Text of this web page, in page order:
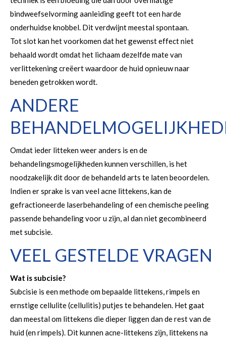
bindweefselvorming aanleiding geeft tot een harde
onderhuidse knobbel. Dit verdwijnt meestal spontaan.
Tot slot kan het voorkomen dat het gewenst effect niet
behaald wordt omdat het lichaam dezelfde mate van
verlittekening creëert waardoor de huid opnieuw naar
beneden getrokken wordt.
ANDERE
Omdat ieder litteken weer anders is en de
behandelingsmogelijkheden kunnen verschillen, is het
noodzakelijk dit door de behandeld arts te laten beoordelen.
Indien er sprake is van veel acne littekens, kan de
gefractioneerde laserbehandeling of een chemische peeling
passende behandeling voor u zijn, al dan niet gecombineerd
met subcisie.
VEEL GESTELDE VRAGEN
Wat is subcisie?
Subcisie is een methode om bepaalde littekens, rimpels en
ernstige cellulite (cellulitis) putjes te behandelen. Het gaat
dan meestal om littekens die dieper liggen dan de rest van de
huid (en rimpels). Dit kunnen acne-littekens zijn, littekens na